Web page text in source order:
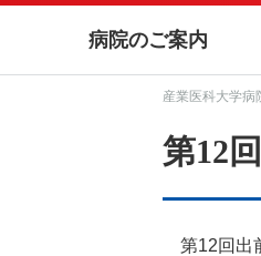
病院のご案内
産業医科大学病
第12
第12回出